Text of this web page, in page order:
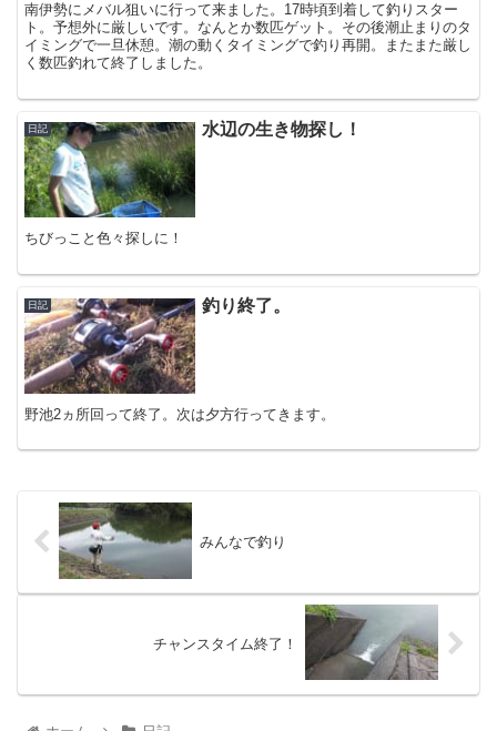
南伊勢にメバル狙いに行って来ました。17時頃到着して釣りスター
ト。予想外に厳しいです。なんとか数匹ゲット。その後潮止まりのタ
イミングで一旦休憩。潮の動くタイミングで釣り再開。またまた厳し
く数匹釣れて終了しました。
日記 水辺の生き物探し！
ちびっこと色々探しに！
日記 釣り終了。
野池2ヵ所回って終了。次は夕方行ってきます。
みんなで釣り
チャンスタイム終了！